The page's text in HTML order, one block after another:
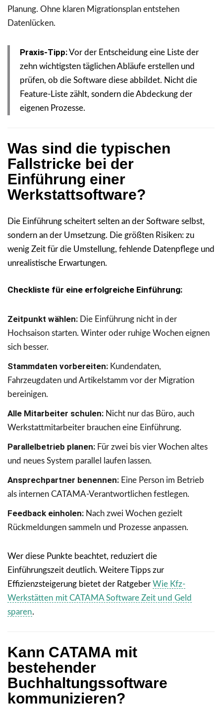
Planung. Ohne klaren Migrationsplan entstehen
Datenlücken.
Praxis-Tipp:Vor der Entscheidung eine Liste der
zehn wichtigsten täglichen Abläufe erstellen und
prüfen, ob die Software diese abbildet. Nicht die
Feature-Liste zählt, sondern die Abdeckung der
eigenen Prozesse.
Was sind die typischen
Fallstricke bei der
Einführung einer
Werkstattsoftware?
Die Einführung scheitert selten an der Software selbst,
sondern an der Umsetzung. Die größten Risiken: zu
wenig Zeit für die Umstellung, fehlende Datenpflege und
unrealistische Erwartungen.
Checkliste für eine erfolgreiche Einführung:
Zeitpunkt wählen: Die Einführung nicht in der
Hochsaison starten. Winter oder ruhige Wochen eignen
sich besser.
Stammdaten vorbereiten: Kundendaten,
Fahrzeugdaten und Artikelstamm vor der Migration
bereinigen.
Alle Mitarbeiter schulen: Nicht nur das Büro, auch
Werkstattmitarbeiter brauchen eine Einführung.
Parallelbetrieb planen: Für zwei bis vier Wochen altes
und neues System parallel laufen lassen.
Ansprechpartner benennen: Eine Person im Betrieb
als internen CATAMA-Verantwortlichen festlegen.
Feedback einholen: Nach zwei Wochen gezielt
Rückmeldungen sammeln und Prozesse anpassen.
Wer diese Punkte beachtet, reduziert die
Einführungszeit deutlich. Weitere Tipps zur
Effizienzsteigerung bietet der Ratgeber Wie Kfz-
Werkstätten mit CATAMA Software Zeit und Geld
sparen.
Kann CATAMA mit
bestehender
Buchhaltungssoftware
kommunizieren?